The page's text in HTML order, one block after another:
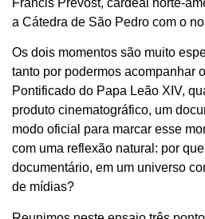
Francis Prevost, cardeal norte-
a Cátedra de São Pedro com o
Os dois momentos são muito
tanto por podermos acompanhar
Pontificado do Papa Leão XIV,
produto cinematográfico, um
modo oficial para marcar esse
com uma reflexão natural: por
documentário, em um universo
de mídias?